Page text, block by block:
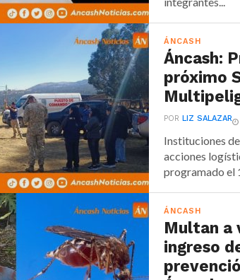
ÁNCASH
Áncash:
próximo
PORLIZ SALAZAR
Instituciones
acciones
programado el
ÁNCASH
Multan a
ingreso